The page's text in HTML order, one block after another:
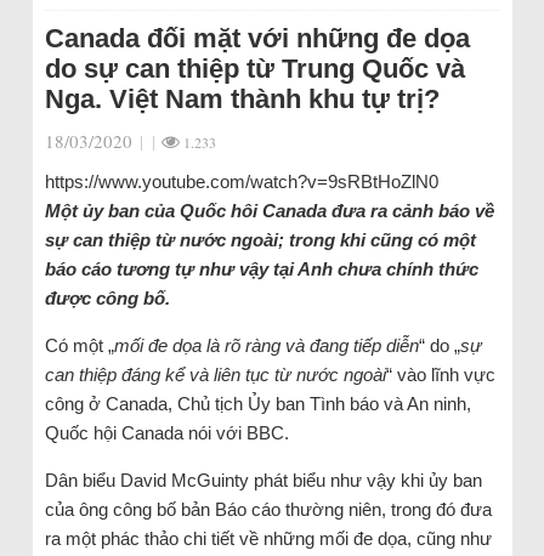
Canada đối mặt với những đe dọa
do sự can thiệp từ Trung Quốc và
Nga. Việt Nam thành khu tự trị?
18/03/2020 | | 1.233
https://www.youtube.com/watch?v=9sRBtHoZlN0
Một ủy ban của Quốc hôi Canada đưa ra cảnh báo về
sự can thiệp từ nước ngoài; trong khi cũng có một
báo cáo tương tự như vậy tại Anh chưa chính thức
được công bố.
Có một „mối đe dọa là rõ ràng và đang tiếp diễn“ do „sự
can thiệp đáng kể và liên tục từ nước ngoài“ vào lĩnh vực
công ở Canada, Chủ tịch Ủy ban Tình báo và An ninh,
Quốc hội Canada nói với BBC.
Dân biểu David McGuinty phát biểu như vậy khi ủy ban
của ông công bố bản Báo cáo thường niên, trong đó đưa
ra một phác thảo chi tiết về những mối đe dọa, cũng như